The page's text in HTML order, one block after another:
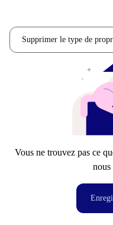
Supprimer le type de
Vous ne trouvez pas ce
nous